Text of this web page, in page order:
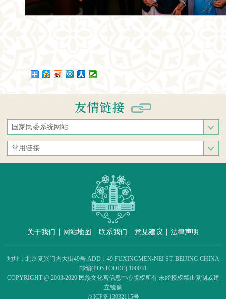
国家民委系统网站
国家民族事务委员会
中央民族大学
中央民族歌舞团
民族画报社
常用链接
中央统战部
关于我们 | 网站地图 | 联系我们 | 意见建议 | 法律声明
地址：北京复兴门内大街49号 ADD：49 FUXINGMEN-NEI ST. BEIJING CHINA
邮编(POSTCODE):100031
COPYRIGHT @ 2003-2020 民族文化宫信息中心版权所有 未经授权禁止复制或建
立镜像
京ICP备13032115号